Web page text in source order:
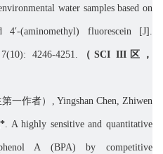
water samples based on
(aminomethyl) fluorescein [J].
4246-4251. （ SCI III 区，
第一作者） , Yingshan Chen, Zhiwen
. A highly sensitive and quantitative
A (BPA) by competitive